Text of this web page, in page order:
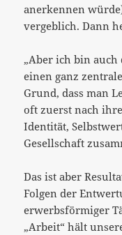
anerkennen
vergeblich. Dann
„Aber ich bin auch
einen ganz
Grund, dass man
oft zuerst nach
Identität,
Gesellschaft
Das ist aber
Folgen der
erwerbsförmiger
„Arbeit“ hält